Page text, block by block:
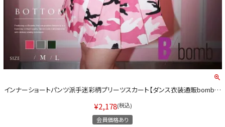
浴衣
インナーショートパンツ派手迷彩柄プリーツスカート【ダンス衣装通販bombsh
¥2,178 税込
会員価格あり